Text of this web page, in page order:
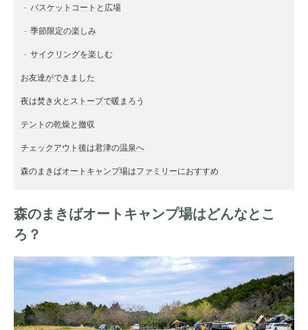
バスケットコートと広場
季節限定の楽しみ
サイクリングを楽しむ
お友達ができました
夜は焚き火とストーブで暖まろう
テントの乾燥と撤収
チェックアウト後は君津の温泉へ
森のまきばオートキャンプ場はファミリーにおすすめ
森のまきばオートキャンプ場はどんなとこ
ろ？